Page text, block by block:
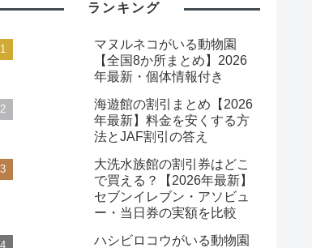
ランキング
マヌルネコがいる動物園
【全国8か所まとめ】2026
年最新・個体情報付き
海遊館の割引まとめ【2026
年最新】料金を安くする方
法とJAF割引の答え
大洗水族館の割引券はどこ
で買える？【2026年最新】
セブンイレブン・アソビュ
ー・当日券の実額を比較
ハシビロコウがいる動物園